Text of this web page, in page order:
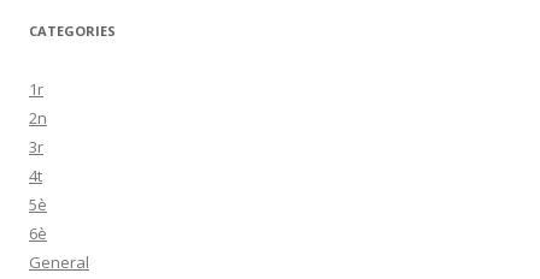
CATEGORIES
1r
2n
3r
4t
5è
6è
General